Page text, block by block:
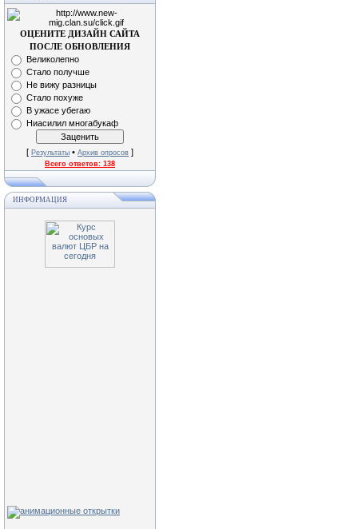
ОЦЕНИТЕ ДИЗАЙН САЙТА
ПОСЛЕ ОБНОВЛЕНИЯ
Великолепно
Стало получше
Не вижу разницы
Стало похуже
В ужасе убегаю
Ниасилил многабукаф
[ Результаты • Архив опросов ]
Всего ответов: 138
ИНФОРМАЦИЯ